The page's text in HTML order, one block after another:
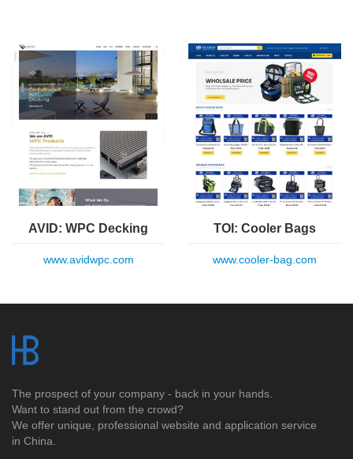
AVID: WPC Decking
www.avidwpc.com
TOI: Cooler Bags
www.cooler-bag.com
The prospect of your company - back in your hands.
Want to stand out from the crowd?
We offer unique, professional website and application service
in China.